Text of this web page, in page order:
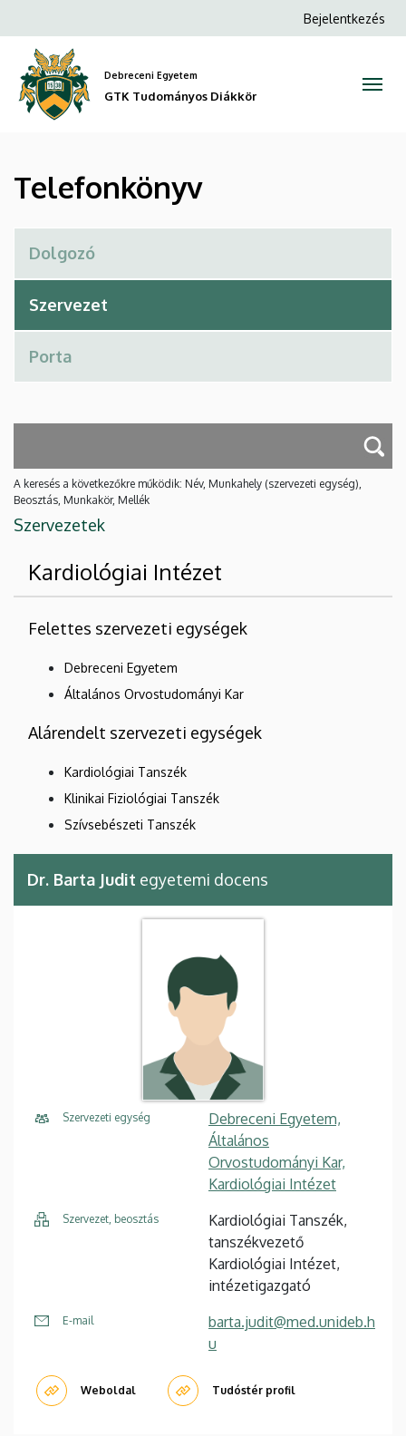
GTK
Tudományos
Diákkör
a
tartalomra
Anonim
Bejelentkezés
Debreceni Egyetem
GTK Tudományos Diákkör
Telefonkönyv
A keresés a következőkre működik: Név, Munkahely (szervezeti egység),
Beosztás, Munkakör, Mellék
Szervezetek
Kardiológiai Intézet
Felettes szervezeti egységek
Debreceni Egyetem
Általános Orvostudományi Kar
Alárendelt szervezeti egységek
Kardiológiai Tanszék
Klinikai Fiziológiai Tanszék
Szívsebészeti Tanszék
Dr. Barta Judit egyetemi docens
Szervezeti egység
Debreceni Egyetem,
Általános
Orvostudományi Kar,
Kardiológiai Intézet
Szervezet, beosztás
Kardiológiai Tanszék,
tanszékvezető
Kardiológiai Intézet,
intézetigazgató
E-mail
barta.judit@med.unideb.h
u
Weboldal Tudóstér profil